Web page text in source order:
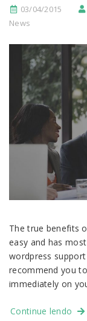
03/04/2015
News
The true benefits
easy and has
wordpress
recommend you
immediately on
Continue lendo